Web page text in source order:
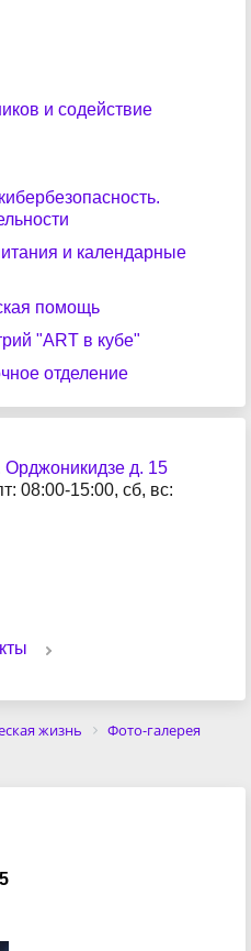
и содействие
и календарные
помощь
"ART в кубе"
отделение
Орджоникидзе д. 15
08:00-15:00, сб, вс:
жизнь
Фото-галерея